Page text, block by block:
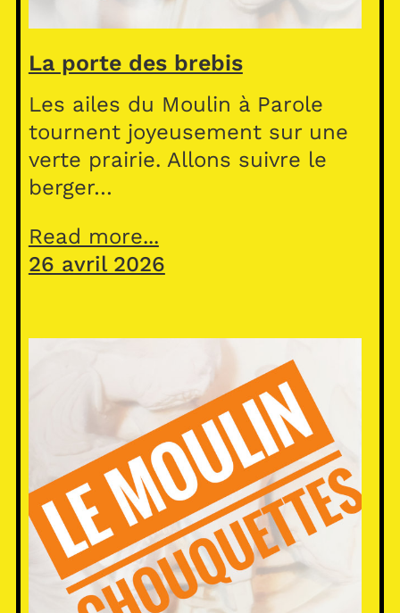
La porte des brebis
Les ailes du Moulin à Parole
tournent joyeusement sur une
verte prairie. Allons suivre le
berger…
Read more...
26 avril 2026